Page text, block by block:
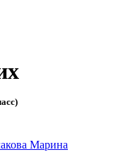
Марина